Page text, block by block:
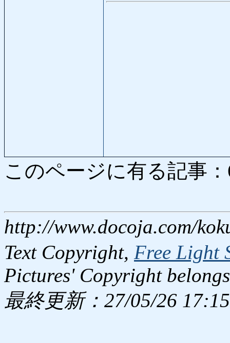
このページに有る記事
http://www.docoja.com/
Text Copyright, Free Light
Pictures' Copyright
最終更新：27/05/26 17:15